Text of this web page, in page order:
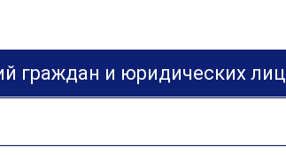
граждан и юридических лиц